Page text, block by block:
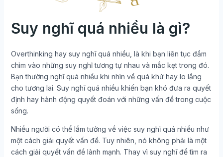
Suy nghĩ quá nhiều là gì?
Overthinking hay suy nghĩ quá nhiều, là khi bạn liên tục đắm
chìm vào những suy nghĩ tương tự nhau và mắc kẹt trong đó.
Bạn thường nghĩ quá nhiều khi nhìn về quá khứ hay lo lắng
cho tương lai. Suy nghĩ quá nhiều khiến bạn khó đưa ra quyết
định hay hành động quyết đoán với những vấn đề trong cuộc
sống.
Nhiều người có thể lầm tưởng về việc suy nghĩ quá nhiều như
một cách giải quyết vấn đề. Tuy nhiên, nó không phải là một
cách giải quyết vấn đề lành mạnh. Thay vì suy nghĩ để tìm ra